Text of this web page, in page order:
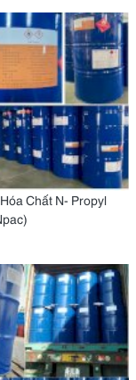
Chất N- Propyl